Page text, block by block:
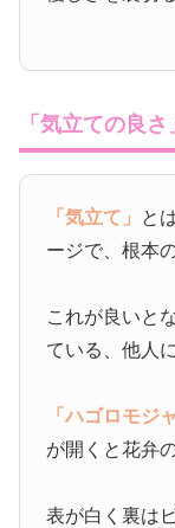
「気立ての良さ
「気立て」 と
ージで、根本
これが良いと
ている、他人
「ハゴロモジ
が開くと花弁
表が白く裏は